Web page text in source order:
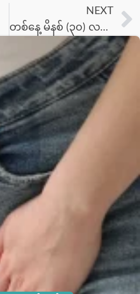
NEXT
တစ်နေ့ မိနစ် (၃၀) လမ်းလျှောက်ခြင်းရဲ့ မထင်မှတ်ထားတဲ့ အကျိုးကျေးဇူးများ